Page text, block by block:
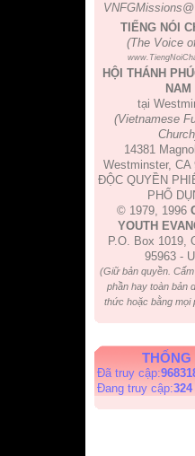
TIẾNG NÓI
(The Voice
HỘI THÁNH
NAM
tại
(Vietnamese
14381
Westminster, CA
ĐỘC QUYỀN
PHỔ
© 1979, 1996
YOUTH
P.O. Box 1019,
95963 -
(Giữ bản quyền.
phần hay toàn bản
thức hoặc bằng mọi
THỐNG
Đã truy cập:
Đang truy cập:324